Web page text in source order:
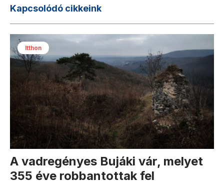
Kapcsolódó cikkeink
Itthon
A vadregényes Bujáki vár, melyet
355 éve robbantottak fel